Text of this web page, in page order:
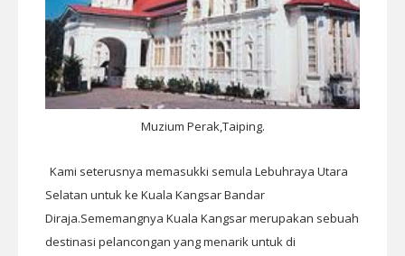
Muzium Perak,Taiping.
Kami seterusnya memasukki semula Lebuhraya Utara
Selatan untuk ke Kuala Kangsar Bandar
Diraja.Sememangnya Kuala Kangsar merupakan sebuah
destinasi pelancongan yang menarik untuk di